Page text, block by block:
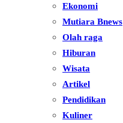
Ekonomi
Mutiara Bnews
Olah raga
Hiburan
Wisata
Artikel
Pendidikan
Kuliner